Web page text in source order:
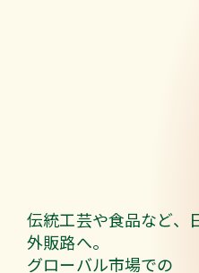
伝統工芸や食品など、
外販路へ。
グローバル市場での